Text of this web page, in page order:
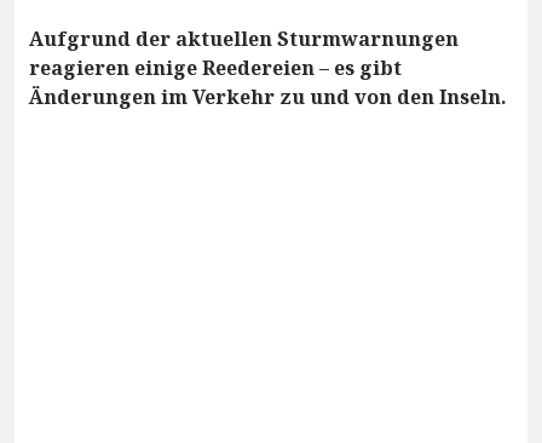
Aufgrund der aktuellen Sturmwarnungen
reagieren einige Reedereien – es gibt
Änderungen im Verkehr zu und von den Inseln.